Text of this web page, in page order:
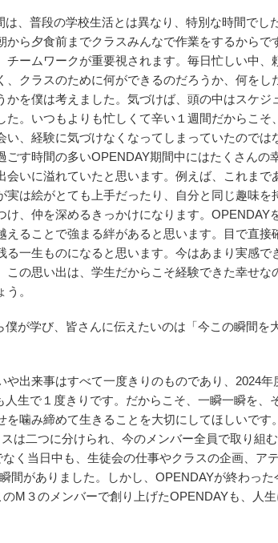
、普段の学校生活とは異なり、特別な時間でし
から夕食前までクラスみんなで作業をするからで
チームワークが重要視されます。毎日忙しい中、
、クラスのために何ができるのだろうか、何をし
かを僕は考えました。気づけば、頭の中はスケジ
た。いつもよりも忙しくて辛い１週間だからこそ
い、経験に気づけなくなってしまっていたのでは
ごす時間の多いOPENDAY期間中にはたくさんの
会いに溢れていたと思います。例えば、これまで
実は絵がとても上手だったり、自分と同じ趣味を
け、仲を深めるきっかけになります。OPENDAY
えることで強まる絆があると思います。目で直接
る一生ものになると思います。今はあまり実感で
この思い出は、学生だからこそ経験できた幸せな
。
僕が学び、皆さんに伝えたいのは「今この瞬間を
や出来事はすべて一度きりのものであり、2024年
人生で１度きりです。だからこそ、一瞬一瞬を、
を噛み締めて生きることを大切にしてほしいです。
は二つに分けられ、今のメンバー全員で取り組
く当日中も、生徒会の仕事やクラスの企画、ア
間がありました。しかし、OPENDAYが終わった
M３のメンバーで創り上げたOPENDAYも、人